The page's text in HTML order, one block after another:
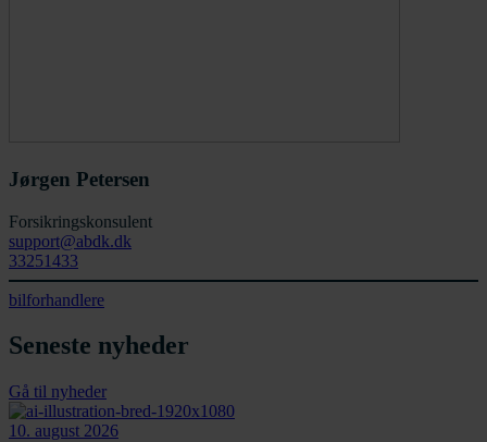
Jørgen Petersen
Forsikringskonsulent
support@abdk.dk
33251433
bilforhandlere
Seneste nyheder
Gå til nyheder
10. august 2026